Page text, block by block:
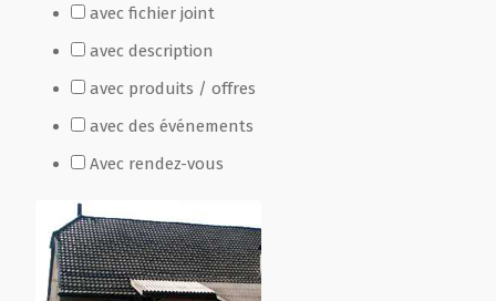
avec fichier joint
avec description
avec produits / offres
avec des événements
Avec rendez-vous